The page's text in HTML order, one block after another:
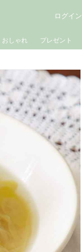
おしゃれ プレゼント
ログイン